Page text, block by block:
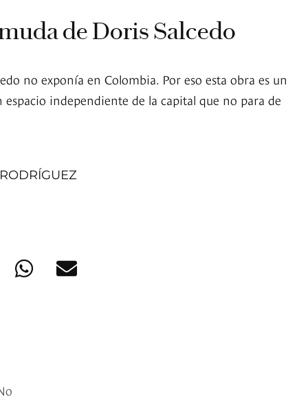
de Doris Salcedo
no exponía en Colombia. Por eso esta obra es un
independiente de la capital que no para de